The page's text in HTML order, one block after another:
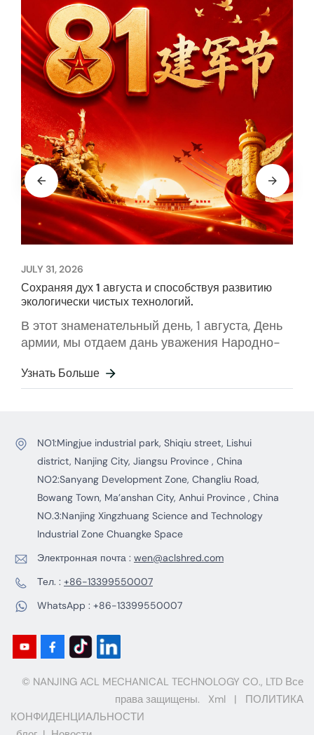
JULY 31, 2026
Сохраняя дух 1 августа и способствуя развитию
экологически чистых технологий.
В этот знаменательный день, 1 августа, День
армии, мы отдаем дань уважения Народно-
волей, упорством и самоотверженной
преданностью народная армия защищает
твердая защита миссии также глубоко
запечатлены в истории развития компании
NANJING ACL MECHANICAL TECHNOLOGY
CO., LTD.Компания NANJING ACL MECHANICAL
TECHNOLOGY CO., LTD, специализирующаяся
на секторе промышленного оборудования,
всегда придерживалась принципов
мастерства, стремясь к совершенству и
оставаясь непоколебимой, как скала.
измельчительная машинаи нож для
дивизии, неуклонно продвигаясь вперед и
добросовестно выполняя свои обязанности
на поле боя по переработке ресурсов и
обработке твердых отходов.В честь 99-й
годовщины основания армии компания
NANJING ACL MECHANICAL TECHNOLOGY
Узнать Больше
NO1:Mingjue industrial park, Shiqiu street, Lishui
district, Nanjing City, Jiangsu Province , China
NO2:Sanyang Development Zone, Changliu Road,
Bowang Town, Ma’anshan City, Anhui Province , China
NO.3:Nanjing Xingzhuang Science and Technology
Industrial Zone Chuangke Space
Электронная почта : wen@aclshred.com
Тел. : +86-13399550007
WhatsApp : +86-13399550007
© NANJING ACL MECHANICAL TECHNOLOGY CO., LTD Все
права защищены.
Xml |
ПОЛИТИКА
КОНФИДЕНЦИАЛЬНОСТИ